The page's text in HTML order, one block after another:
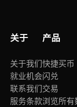
关于
关于我们
就业机会
联系我们
服务条款
产品
快捷买币
闪兑
交易
浏览所有